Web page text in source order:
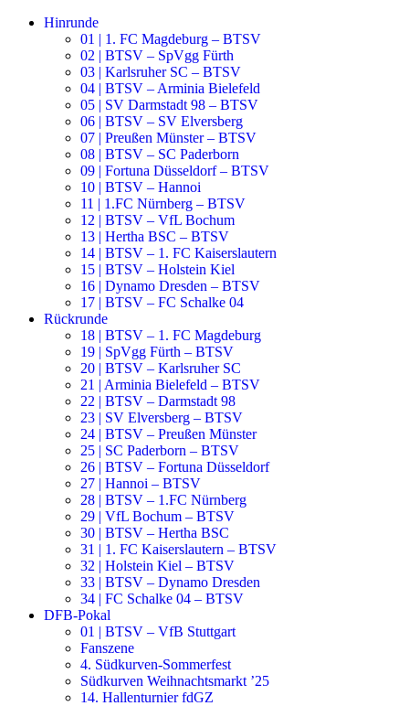
Hinrunde
01 | 1. FC Magdeburg – BTSV
02 | BTSV – SpVgg Fürth
03 | Karlsruher SC – BTSV
04 | BTSV – Arminia Bielefeld
05 | SV Darmstadt 98 – BTSV
06 | BTSV – SV Elversberg
07 | Preußen Münster – BTSV
08 | BTSV – SC Paderborn
09 | Fortuna Düsseldorf – BTSV
10 | BTSV – Hannoi
11 | 1.FC Nürnberg – BTSV
12 | BTSV – VfL Bochum
13 | Hertha BSC – BTSV
14 | BTSV – 1. FC Kaiserslautern
15 | BTSV – Holstein Kiel
16 | Dynamo Dresden – BTSV
17 | BTSV – FC Schalke 04
Rückrunde
18 | BTSV – 1. FC Magdeburg
19 | SpVgg Fürth – BTSV
20 | BTSV – Karlsruher SC
21 | Arminia Bielefeld – BTSV
22 | BTSV – Darmstadt 98
23 | SV Elversberg – BTSV
24 | BTSV – Preußen Münster
25 | SC Paderborn – BTSV
26 | BTSV – Fortuna Düsseldorf
27 | Hannoi – BTSV
28 | BTSV – 1.FC Nürnberg
29 | VfL Bochum – BTSV
30 | BTSV – Hertha BSC
31 | 1. FC Kaiserslautern – BTSV
32 | Holstein Kiel – BTSV
33 | BTSV – Dynamo Dresden
34 | FC Schalke 04 – BTSV
DFB-Pokal
01 | BTSV – VfB Stuttgart
Fanszene
4. Südkurven-Sommerfest
Südkurven Weihnachtsmarkt ’25
14. Hallenturnier fdGZ